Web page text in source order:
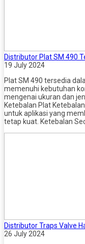
Distributor Plat SM 490
19 July 2024
Plat SM 490 tersedia
memenuhi kebutuhan
mengenai ukuran dan
Ketebalan Plat
untuk aplikasi yang
tetap kuat. Ketebalan
Distributor Traps Valve
26 July 2024